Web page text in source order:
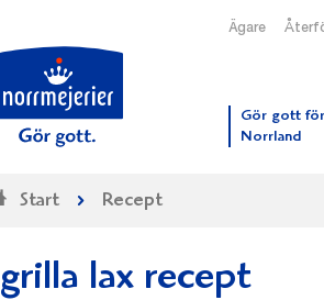
Ägare
Gör gott för
Norrland
Start Recept
grilla lax recept